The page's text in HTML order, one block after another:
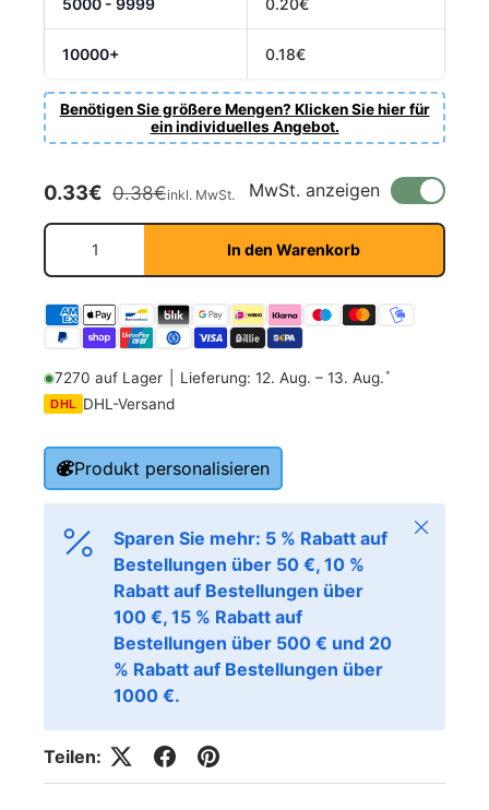
5000 - 9999 0.20€
10000+ 0.18€
Benötigen Sie größere Mengen? Klicken Sie hier für
ein individuelles Angebot.
Verkaufspreis
0.33€ Normaler Preis
0.38€inkl. MwSt. MwSt. anzeigen
Anzahl
In den Warenkorb
7270 auf Lager Lieferung: 12. Aug. – 13. Aug.*
DHL DHL-Versand
Produkt personalisieren
Sparen Sie mehr: 5 % Rabatt auf
Bestellungen über 50 €, 10 %
Rabatt auf Bestellungen über
100 €, 15 % Rabatt auf
Bestellungen über 500 € und 20
% Rabatt auf Bestellungen über
1000 €.
Schließen
Teilen: